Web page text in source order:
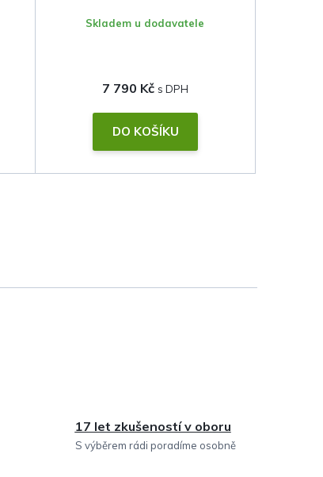
Skladem u dodavatele
7 790 Kč
DO KOŠÍKU
17 let zkušeností v oboru
S výběrem rádi poradíme osobně